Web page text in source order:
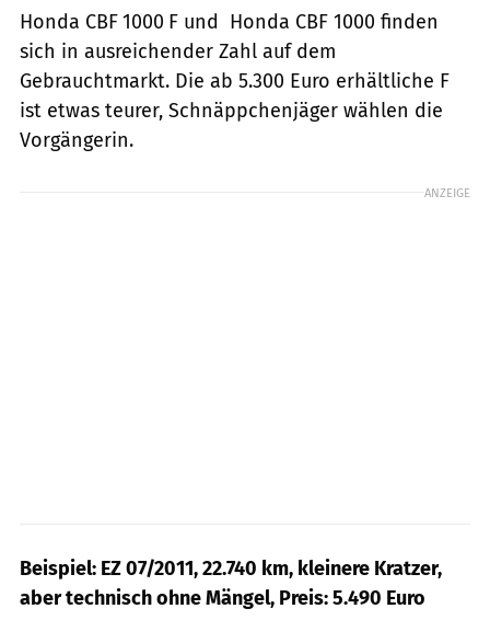
Honda CBF 1000 F und Honda CBF 1000 finden
sich in ausreichender Zahl auf dem
Gebrauchtmarkt. Die ab 5.300 Euro erhältliche F
ist etwas teurer, Schnäppchenjäger wählen die
Vorgängerin.
ANZEIGE
Beispiel: EZ 07/2011, 22.740 km, kleinere Kratzer,
aber technisch ohne Mängel, Preis: 5.490 Euro